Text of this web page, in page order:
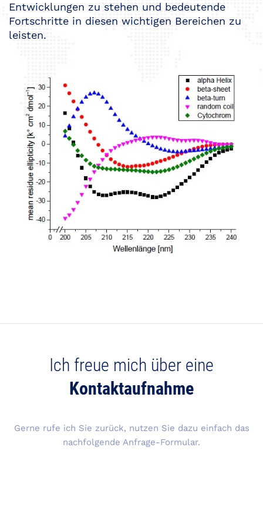
Entwicklungen zu stehen und bedeutende
Fortschritte in diesen wichtigen Bereichen zu
leisten.
Ich freue mich über eine
Kontaktaufnahme
Gerne rufe ich Sie zurück, nutzen Sie dazu einfach das
nachfolgende Anfrage-Formular.